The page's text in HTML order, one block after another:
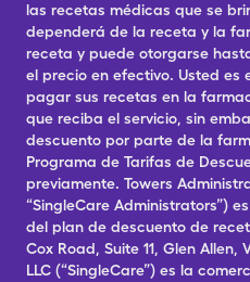
las recetas médicas que se
dependerá de la receta y la
receta y puede otorgarse
el precio en efectivo. Usted es
pagar sus recetas en la
que reciba el servicio, sin
descuento por parte de la
Programa de Tarifas de
previamente. Towers
“SingleCare Administrators”)
del plan de descuento de
Cox Road, Suite 11, Glen Allen,
LLC (“SingleCare”) es la